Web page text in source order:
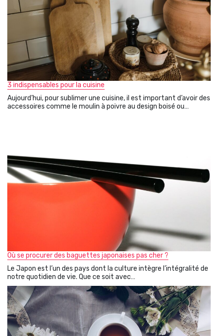
3 indispensables pour la cuisine
Aujourd’hui, pour sublimer une cuisine, il est important d’avoir des
accessoires comme le moulin à poivre au design boisé ou…
Où se procurer des baguettes japonaises pas cher ?
Le Japon est l’un des pays dont la culture intègre l’intégralité de
notre quotidien de vie. Que ce soit avec…